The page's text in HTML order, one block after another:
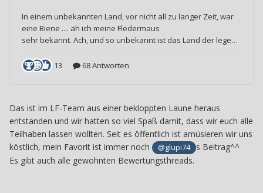
Das ist im LF-Team aus einer bekloppten Laune heraus
entstanden und wir hatten so viel Spaß damit, dass wir euch alle
Teilhaben lassen wollten. Seit es öffentlich ist amüsieren wir uns
köstlich, mein Favorit ist immer noch
@glupi74
s Beitrag^^
Es gibt auch alle gewohnten Bewertungsthreads.